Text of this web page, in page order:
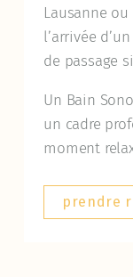
Lausanne
l’arrivée
de passage
Un Bain
un cadre
moment
prendre